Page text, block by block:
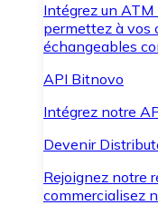
Intégrez un
permettez à vos
échangeables
API Bitnovo
Intégrez notre
Devenir
Rejoignez notre
commercialisez